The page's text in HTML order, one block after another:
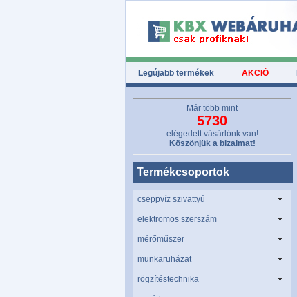
Legújabb termékek AKCIÓ
Már több mint
5730
elégedett vásárlónk van!
Köszönjük a bizalmat!
Termékcsoportok
cseppvíz szivattyú
elektromos szerszám
mérőműszer
munkaruházat
rögzítéstechnika